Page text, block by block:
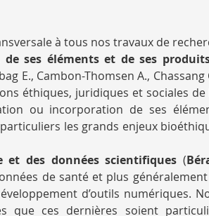
à tous nos travaux de
ses éléments et de ses
E., Cambon-Thomsen A.,
éthiques, juridiques et sociales
ou incorporation de ses
les grands enjeux
des données scientifiques (
de santé et plus
d’outils numériques.
que ces dernières soient